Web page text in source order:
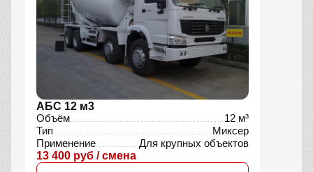
АБС 12 м3
Объём
12 м³
Тип
Миксер
Применение
Для крупных объектов
13 400 руб / смена